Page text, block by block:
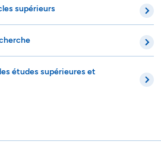
supérieurs
études supérieures et